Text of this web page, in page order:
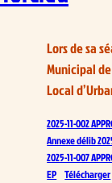
Lors de sa
Municipal
Local
2025-11-002
Annexe délib
2025-11-007
EP Télécharger